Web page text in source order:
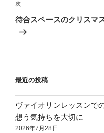
ビ
ゲ
ー
稿
次
の
次
待合スペースのクリスマ
最近の投稿
ヴァイオリンレッスンで
想う気持ちを大切に
2026年7月28日